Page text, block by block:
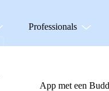
Professionals
App met een